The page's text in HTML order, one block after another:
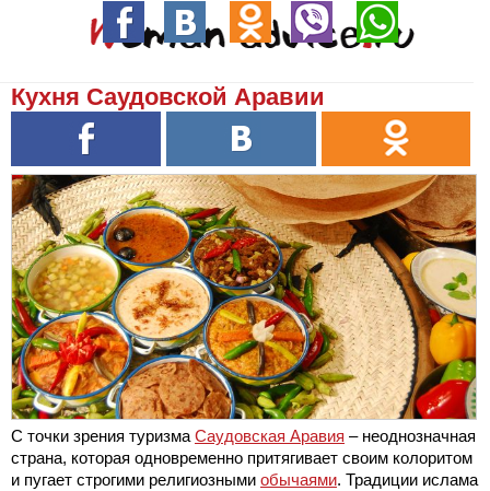
Кухня Саудовской Аравии
С точки зрения туризма Саудовская Аравия – неоднозначная
страна, которая одновременно притягивает своим колоритом
и пугает строгими религиозными обычаями. Традиции ислама